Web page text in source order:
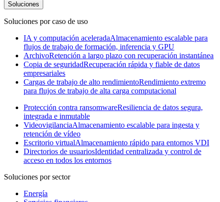
Soluciones
Soluciones por caso de uso
IA y computación aceleradaAlmacenamiento escalable para
flujos de trabajo de formación, inferencia y GPU
ArchivoRetención a largo plazo con recuperación instantánea
Copia de seguridadRecuperación rápida y fiable de datos
empresariales
Cargas de trabajo de alto rendimientoRendimiento extremo
para flujos de trabajo de alta carga computacional
Protección contra ransomwareResiliencia de datos segura,
integrada e inmutable
VideovigilanciaAlmacenamiento escalable para ingesta y
retención de vídeo
Escritorio virtualAlmacenamiento rápido para entornos VDI
Directorios de usuariosIdentidad centralizada y control de
acceso en todos los entornos
Soluciones por sector
Energía